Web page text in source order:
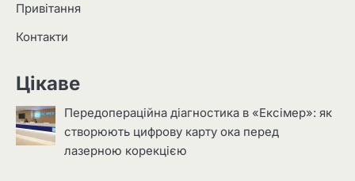
Привітання
Контакти
Цікаве
Передопераційна діагностика в «Ексімер»: як
створюють цифрову карту ока перед
лазерною корекцією